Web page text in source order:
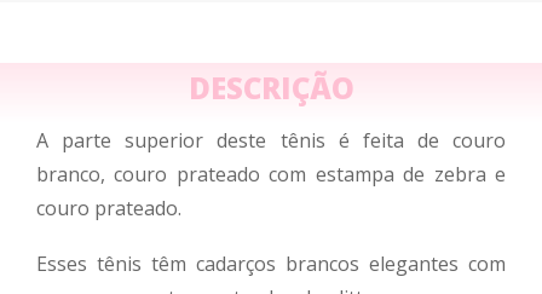
DESCRIÇÃO
A parte superior deste tênis é feita de couro
branco, couro prateado com estampa de zebra e
couro prateado.
Esses tênis têm cadarços brancos elegantes com